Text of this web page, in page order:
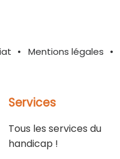
Mentions légales
Services
Tous les services du
handicap !